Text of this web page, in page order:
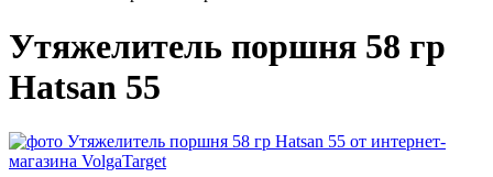
Утяжелитель поршня 58 гр
Hatsan 55